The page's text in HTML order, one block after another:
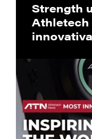
Strength
Athletech